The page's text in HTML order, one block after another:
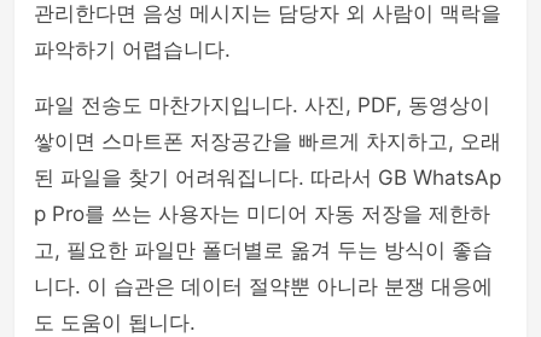
관리한다면 음성 메시지는 담당자 외 사람이 맥락을
파악하기 어렵습니다.
파일 전송도 마찬가지입니다. 사진, PDF, 동영상이
쌓이면 스마트폰 저장공간을 빠르게 차지하고, 오래
된 파일을 찾기 어려워집니다. 따라서 GB WhatsAp
p Pro를 쓰는 사용자는 미디어 자동 저장을 제한하
고, 필요한 파일만 폴더별로 옮겨 두는 방식이 좋습
니다. 이 습관은 데이터 절약뿐 아니라 분쟁 대응에
도 도움이 됩니다.